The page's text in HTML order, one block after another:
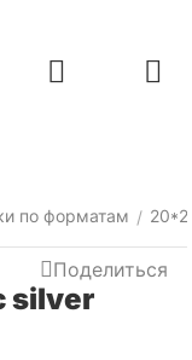
по форматам /
Поделиться
silver